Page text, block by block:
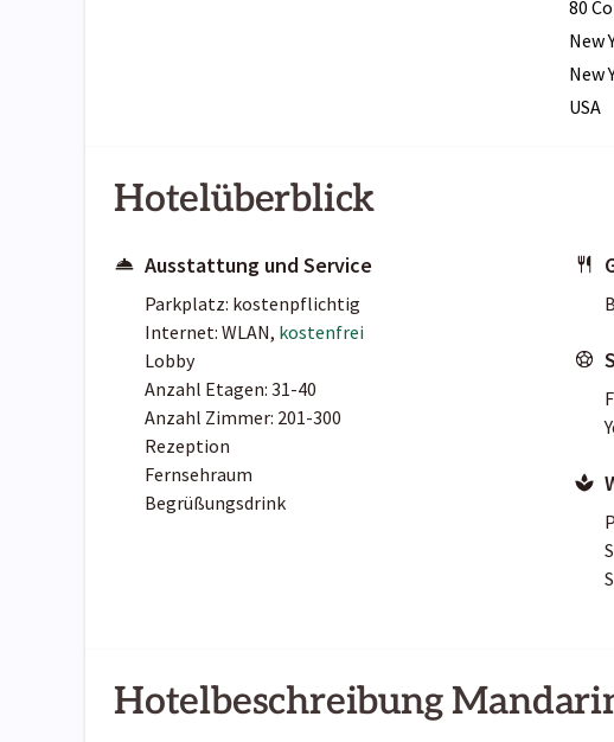
80
New
New
USA
Hotelüberblick
Ausstattung und Service
Parkplatz: kostenpflichtig
Internet: WLAN, kostenfrei
Lobby
Anzahl Etagen: 31-40
Anzahl Zimmer: 201-300
Rezeption
Fernsehraum
Begrüßungsdrink
Hotelbeschreibung